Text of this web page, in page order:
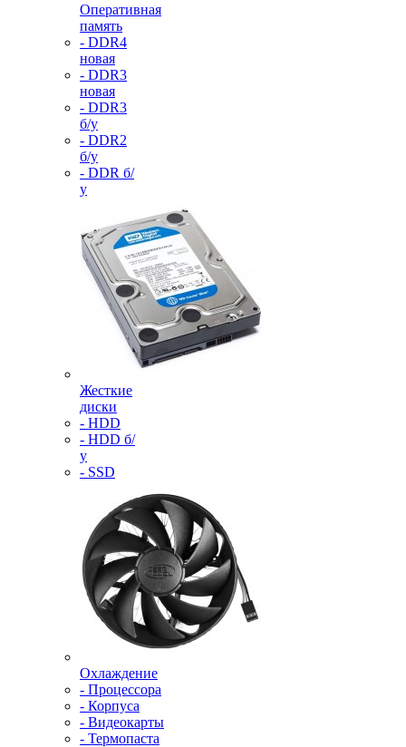
Оперативная
память
- DDR4
новая
- DDR3
новая
- DDR3
б/у
- DDR2
б/у
- DDR б/
у
Жесткие
диски
- HDD
- HDD б/
у
- SSD
Охлаждение
- Процессора
- Корпуса
- Видеокарты
- Термопаста